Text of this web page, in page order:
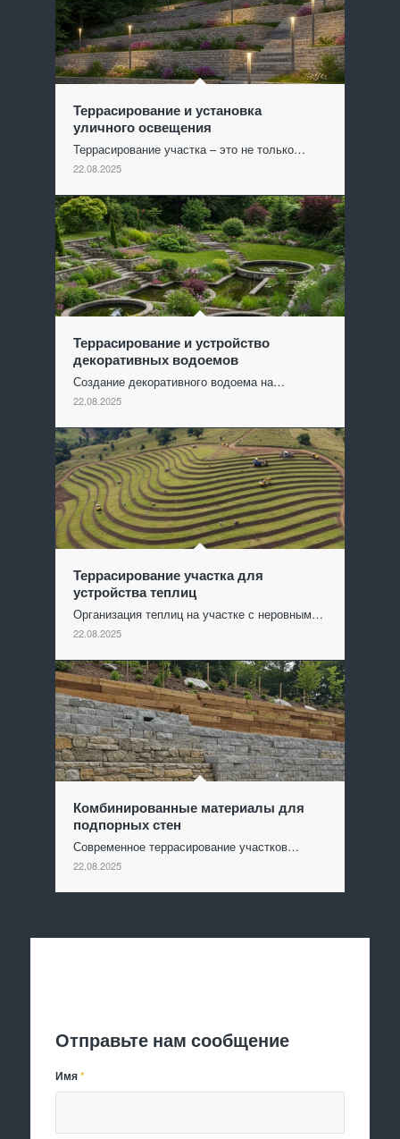
Террасирование и установка
уличного освещения
Террасирование участка – это не только…
22.08.2025
Террасирование и устройство
декоративных водоемов
Создание декоративного водоема на…
22.08.2025
Террасирование участка для
устройства теплиц
Организация теплиц на участке с неровным…
22.08.2025
Комбинированные материалы для
подпорных стен
Современное террасирование участков…
22.08.2025
Отправьте нам сообщение
Имя*